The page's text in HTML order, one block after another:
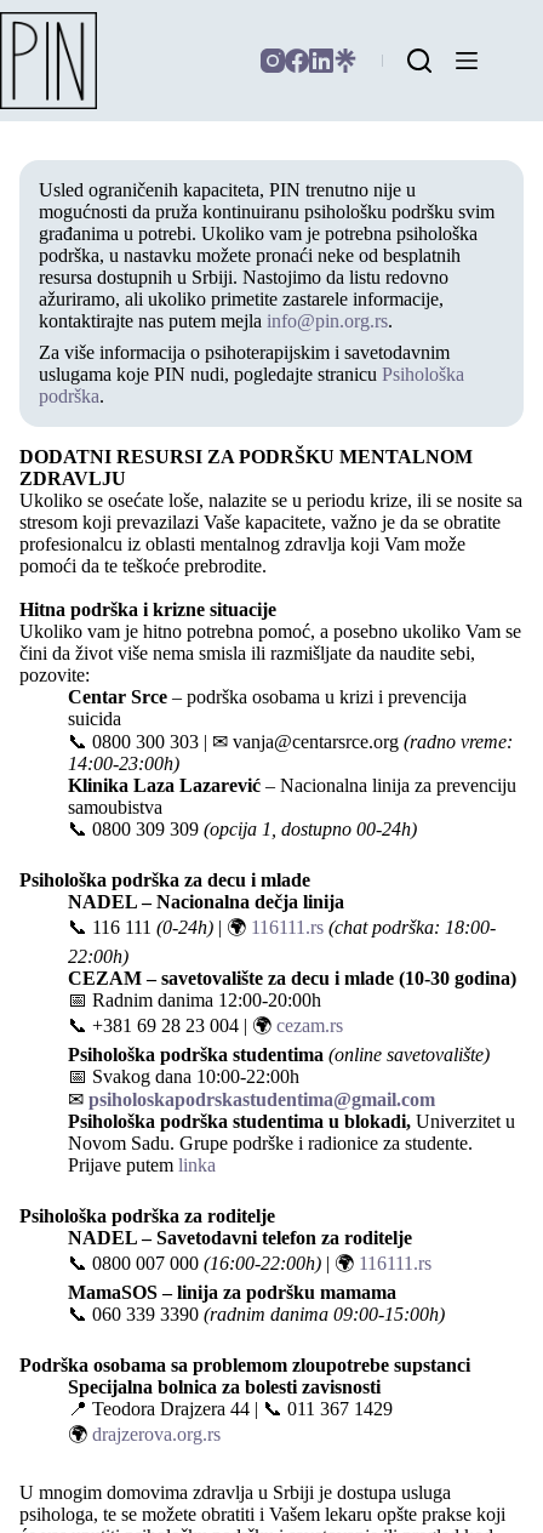
Usled ograničenih kapaciteta, PIN trenutno nije u
mogućnosti da pruža kontinuiranu psihološku podršku svim
građanima u potrebi. Ukoliko vam je potrebna psihološka
podrška, u nastavku možete pronaći neke od besplatnih
resursa dostupnih u Srbiji. Nastojimo da listu redovno
ažuriramo, ali ukoliko primetite zastarele informacije,
kontaktirajte nas putem mejla info@pin.org.rs.
Za više informacija o psihoterapijskim i savetodavnim
uslugama koje PIN nudi, pogledajte stranicu Psihološka
podrška.
DODATNI RESURSI ZA PODRŠKU MENTALNOM
ZDRAVLJU
Ukoliko se osećate loše, nalazite se u periodu krize, ili se nosite sa
stresom koji prevazilazi Vaše kapacitete, važno je da se obratite
profesionalcu iz oblasti mentalnog zdravlja koji Vam može
pomoći da te teškoće prebrodite.
Hitna podrška i krizne situacije
Ukoliko vam je hitno potrebna pomoć, a posebno ukoliko Vam se
čini da život više nema smisla ili razmišljate da naudite sebi,
pozovite:
Centar Srce – podrška osobama u krizi i prevencija
suicida
📞 0800 300 303 | ✉ vanja@centarsrce.org (radno vreme:
14:00-23:00h)
Klinika Laza Lazarević – Nacionalna linija za prevenciju
samoubistva
📞 0800 309 309 (opcija 1, dostupno 00-24h)
Psihološka podrška za decu i mlade
NADEL – Nacionalna dečja linija
📞 116 111 (0-24h) | 🌍 116111.rs (chat podrška: 18:00-
22:00h)
CEZAM – savetovalište za decu i mlade (10-30 godina)
📅 Radnim danima 12:00-20:00h
📞 +381 69 28 23 004 | 🌍 cezam.rs
Psihološka podrška studentima (online savetovalište)
📅 Svakog dana 10:00-22:00h
✉ psiholoskapodrskastudentima@gmail.com
Psihološka podrška studentima u blokadi, Univerzitet u
Novom Sadu. Grupe podrške i radionice za studente.
Prijave putem linka
Psihološka podrška za roditelje
NADEL – Savetodavni telefon za roditelje
📞 0800 007 000 (16:00-22:00h) | 🌍 116111.rs
MamaSOS – linija za podršku mamama
📞 060 339 3390 (radnim danima 09:00-15:00h)
Podrška osobama sa problemom zloupotrebe supstanci
Specijalna bolnica za bolesti zavisnosti
📍 Teodora Drajzera 44 | 📞 011 367 1429
🌍 drajzerova.org.rs
U mnogim domovima zdravlja u Srbiji je dostupa usluga
psihologa, te se možete obratiti i Vašem lekaru opšte prakse koji